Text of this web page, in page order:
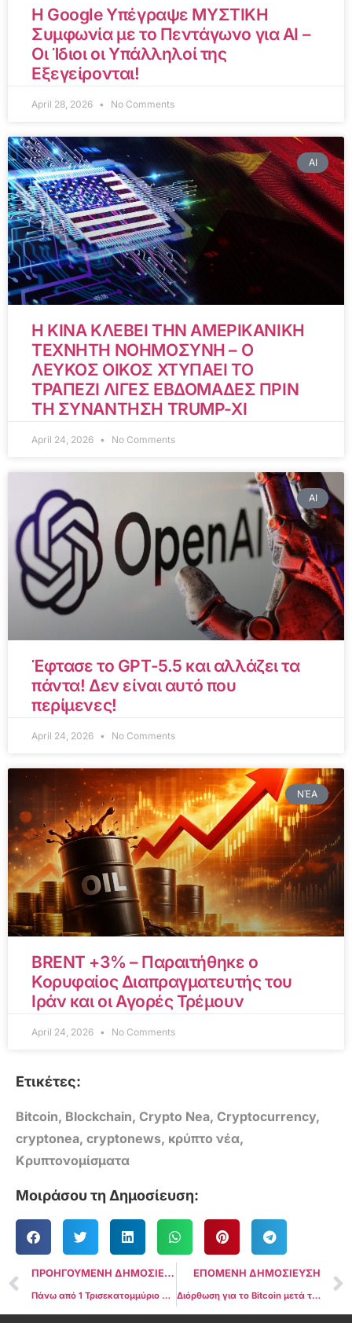
Η Google Υπέγραψε ΜΥΣΤΙΚΗ
Συμφωνία με το Πεντάγωνο για AI –
Οι Ίδιοι οι Υπάλληλοί της
Εξεγείρονται!
April 28, 2026 No Comments
AI
Η ΚΙΝΑ ΚΛΕΒΕΙ ΤΗΝ ΑΜΕΡΙΚΑΝΙΚΗ
ΤΕΧΝΗΤΗ ΝΟΗΜΟΣΥΝΗ – Ο
ΛΕΥΚΟΣ ΟΙΚΟΣ ΧΤΥΠΑΕΙ ΤΟ
ΤΡΑΠΕΖΙ ΛΙΓΕΣ ΕΒΔΟΜΑΔΕΣ ΠΡΙΝ
ΤΗ ΣΥΝΑΝΤΗΣΗ TRUMP-XI
April 24, 2026 No Comments
AI
Έφτασε το GPT-5.5 και αλλάζει τα
πάντα! Δεν είναι αυτό που
περίμενες!
April 24, 2026 No Comments
ΝΈΑ
BRENT +3% – Παραιτήθηκε ο
Κορυφαίος Διαπραγματευτής του
Ιράν και οι Αγορές Τρέμουν
April 24, 2026 No Comments
Ετικέτες:
Bitcoin, Blockchain, Crypto Nea, Cryptocurrency,
cryptonea, cryptonews, κρύπτο νέα,
Κρυπτονομίσματα
Μοιράσου τη Δημοσίευση:
ΠΡΟΗΓΟΥΜΕΝΗ ΔΗΜΟΣΙΕΥΣΗ
Πάνω από 1 Τρισεκατομμύριο Δολάρια θα μπορούσαν να φύγουν από τις τράπεζες αναδυόμενων αγορών προς τα stablecoins έως το 2028
ΕΠΟΜΕΝΗ ΔΗΜΟΣΙΕΥΣΗ
Διόρθωση για το Bitcoin μετά το ATH, αλλά τα δεδομένα δείχνουν στόχο τα $150.000 μέχρι το τέλος του έτους